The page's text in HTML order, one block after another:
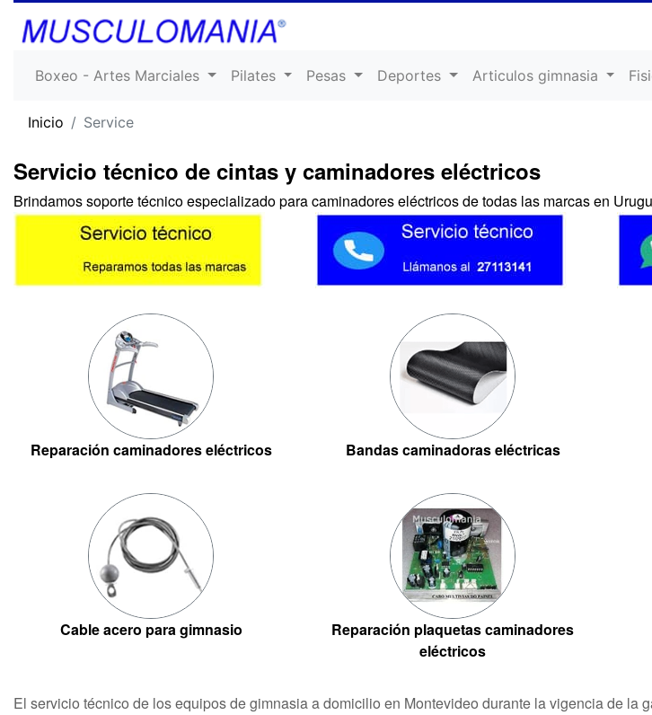
Boxeo - Artes Marciales Pilates Pesas Deportes Articulos gimnasia
Inicio Service
Servicio técnico de cintas y caminadores eléctricos
Brindamos soporte técnico especializado para caminadores eléctricos de todas las marcas en
Reparación caminadores eléctricos Bandas caminadoras eléctricas
Cable acero para gimnasio
Reparación plaquetas caminadores
eléctricos
El servicio técnico de los equipos de gimnasia a domicilio en Montevideo durante la vigencia de la